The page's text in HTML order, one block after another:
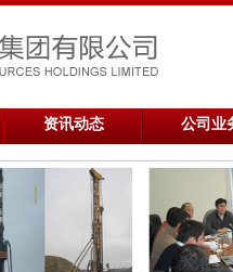
资讯动态 公司业